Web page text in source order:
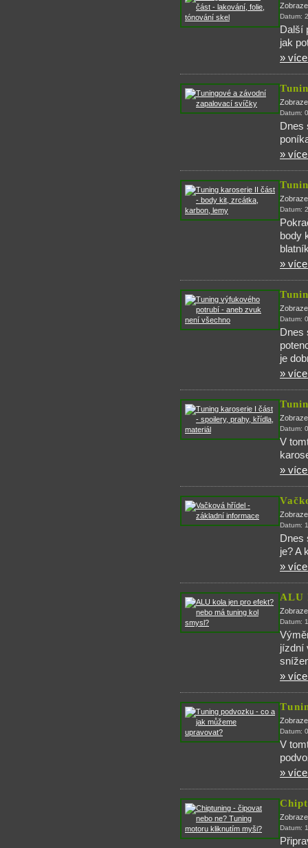
Datum:
Další
jak
»
Datum:
Dnes
»
Datum:
body
»
Datum:
Dnes
je
»
Datum:
V
»
Datum:
Dnes
je? A
»
ALU
Datum:
jízdní
»
Datum:
V
»
Datum: